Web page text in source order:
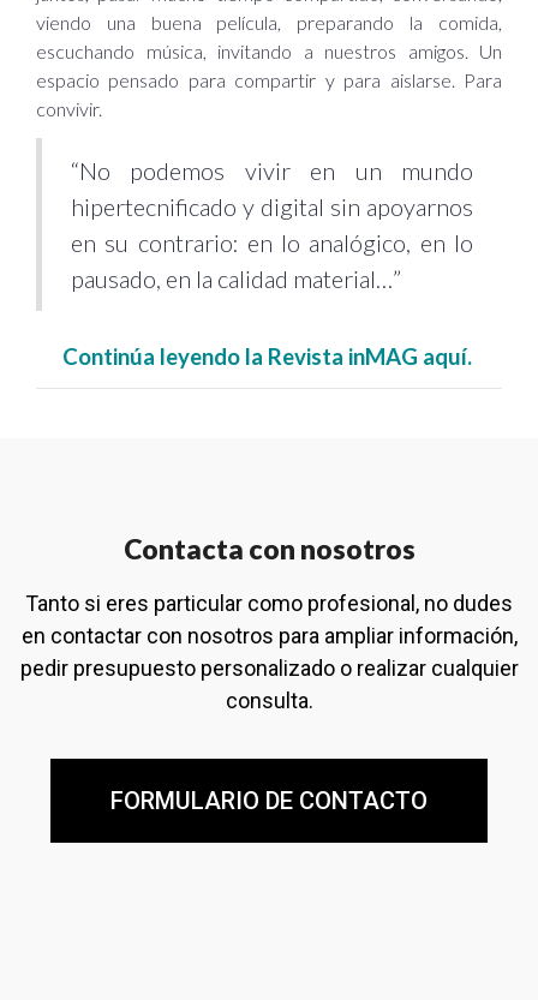
viendo una buena película, preparando la comida,
escuchando música, invitando a nuestros amigos. Un
espacio pensado para compartir y para aislarse. Para
convivir.
“No podemos vivir en un mundo
hipertecnificado y digital sin apoyarnos
en su contrario: en lo analógico, en lo
pausado, en la calidad material…”
Continúa leyendo la Revista inMAG aquí.
Contacta con nosotros
Tanto si eres particular como profesional, no dudes
en contactar con nosotros para ampliar información,
pedir presupuesto personalizado o realizar cualquier
consulta.
FORMULARIO DE CONTACTO